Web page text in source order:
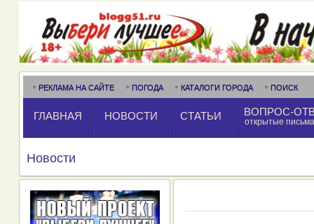
РЕКЛАМА НА САЙТЕ ПОГОДА КАТАЛОГИ ГОРОДА ПОИСК
ГЛАВНАЯ НОВОСТИ СТАТЬИ ВОПРОС-
открытые письма
Новости